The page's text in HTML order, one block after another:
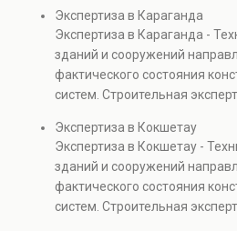
элементов и оценку
Услуга востребована при
капитальном ремонте и
также при судебных
проверках.
Экспертиза в Караганда
Экспертиза в Караганда -
зданий и сооружений
фактического состояния
систем. Строительная
элементов и оценку
Услуга востребована при
капитальном ремонте и
также при судебных
проверках.
Экспертиза в Кокшетау
Экспертиза в Кокшетау -
зданий и сооружений
фактического состояния
систем. Строительная